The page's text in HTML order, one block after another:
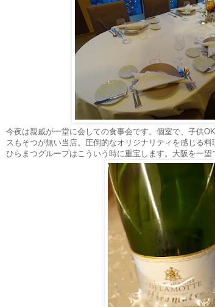
今夜は親戚が一堂に会しての食事会です。個室で、子供
スもそつが無い当店。圧倒的なオリジナリティを感じる
ひらまつグループはこういう時に重宝します。大阪を一望